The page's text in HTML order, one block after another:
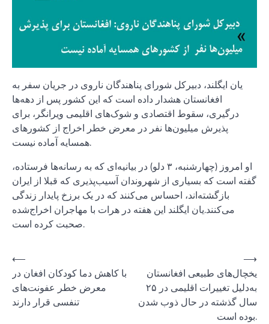
یان ایگلند، دبیرکل شورای پناهندگان ناروی در جریان سفر به
افغانستان هشدار داده است که این کشور پس از دهه‌ها
درگیری، سقوط اقتصادی و شوک‌های اقلیمی ویرانگر، برای
پذیرش میلیون‌ها نفر در معرض خطر اخراج از کشورهای
همسایه آماده نیست.
او امروز (چهارشنبه، ۳ دلو) در بیانیه‌ای که به رسانه‌ها فرستاده،
گفته است که بسیاری از شهروندان آسیب‌پذیری که قبلا از ایران
بازگشته‌اند، احساس می‌کنند که در یک برزخ پایدار زندگی
می‌کنند.یان ایگلند این هفته در هرات با مهاجران اخراج‌شده
صحبت کرده است.
Post
navigation
⟵
با کاهش دما کودکان افغان در
معرض خطر عفونت‌های
تنفسی قرار دارند
یخچال‌های طبیعی افغانستان
به‌دلیل تغییرات اقلیمی در ۲۵
سال گذشته در حال ذوب شدن
بوده است.
⟶